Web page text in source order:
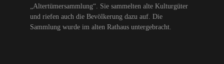
„Altertümersammlung“. Sie sammelten alte Kulturgüter
und riefen auch die Bevölkerung dazu auf. Die
Sammlung wurde im alten Rathaus untergebracht.